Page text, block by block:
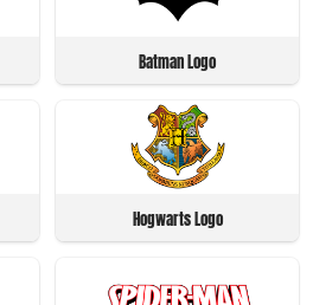
Batman Logo
Hogwarts Logo